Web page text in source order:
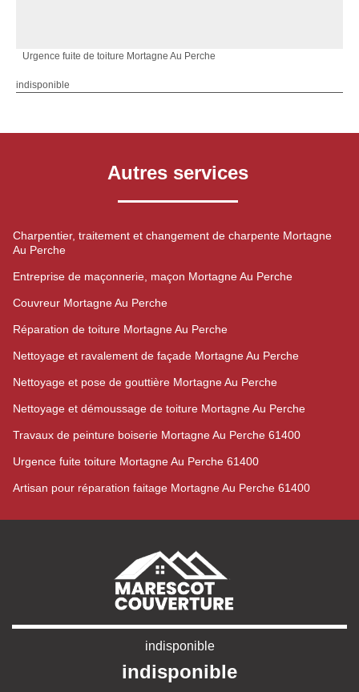
Urgence fuite de toiture Mortagne Au Perche
indisponible
Autres services
Charpentier, traitement et changement de charpente Mortagne
Au Perche
Entreprise de maçonnerie, maçon Mortagne Au Perche
Couvreur Mortagne Au Perche
Réparation de toiture Mortagne Au Perche
Nettoyage et ravalement de façade Mortagne Au Perche
Nettoyage et pose de gouttière Mortagne Au Perche
Nettoyage et démoussage de toiture Mortagne Au Perche
Travaux de peinture boiserie Mortagne Au Perche 61400
Urgence fuite toiture Mortagne Au Perche 61400
Artisan pour réparation faitage Mortagne Au Perche 61400
indisponible
indisponible